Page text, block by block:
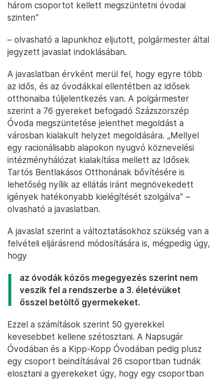
három csoportot kellett megszüntetni óvodai
szinten”
– olvasható a lapunkhoz eljutott, polgármester által
jegyzett javaslat indoklásában.
A javaslatban érvként merül fel, hogy egyre több
az idős, és az óvodákkal ellentétben az idősek
otthonaiba túljelentkezés van. A polgármester
szerint a 76 gyereket befogadó Százszorszép
Óvoda megszüntetése jelenthet megoldást a
városban kialakult helyzet megoldására. „Mellyel
egy racionálisabb alapokon nyugvó köznevelési
intézményhálózat kialakítása mellett az Idősek
Tartós Bentlakásos Otthonának bővítésére is
lehetőség nyílik az ellátás iránt megnövekedett
igények hatékonyabb kielégítését szolgálva” –
olvasható a javaslatban.
A javaslat szerint a változtatásokhoz szükség van a
felvételi eljárásrend módosítására is, mégpedig úgy,
hogy
az óvodák közös megegyezés szerint nem
veszik fel a rendszerbe a 3. életévüket
ősszel betöltő gyermekeket.
Ezzel a számítások szerint 50 gyerekkel
kevesebbet kellene szétosztani. A Napsugár
Óvodában és a Kipp-Kopp Óvodában pedig plusz
egy csoport beindításával 26 csoportban tudnák
elosztani a gyerekeket úgy, hogy egy csoportban